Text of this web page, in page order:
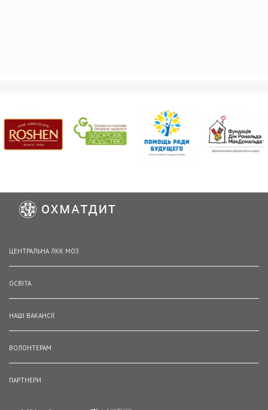
ЦЕНТРАЛЬНА ЛКК МОЗ
ОСВІТА
НАШІ ВАКАНСІЇ
ВОЛОНТЕРАМ
ПАРТНЕРИ